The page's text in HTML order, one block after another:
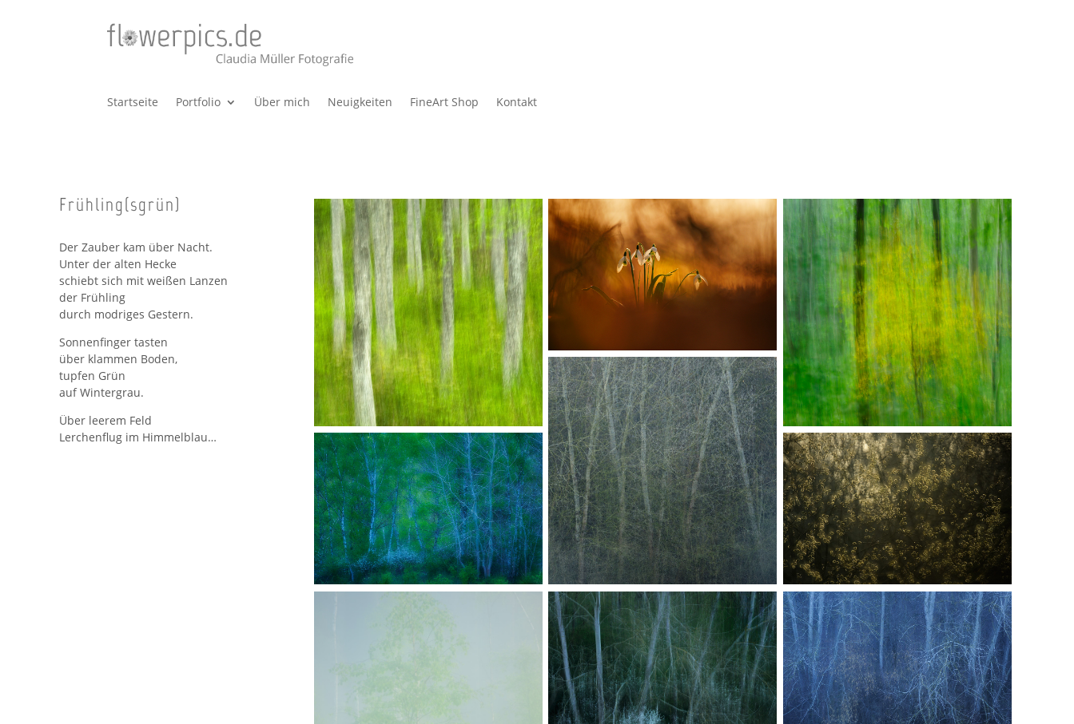
Startseite Portfolio Über mich Neuigkeiten FineArt Shop Kontakt
Frühling(sgrün)
Der Zauber kam über Nacht.
Unter der alten Hecke
schiebt sich mit weißen Lanzen
der Frühling
durch modriges Gestern.
Sonnenfinger tasten
über klammen Boden,
tupfen Grün
auf Wintergrau.
Über leerem Feld
Lerchenflug im Himmelblau…